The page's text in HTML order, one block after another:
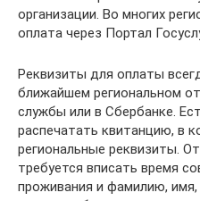
организации. Во многих
оплата через Портал
Реквизиты для оплаты
ближайшем региональном
службы или в Сбербанке.
распечатать квитанцию, в
региональные реквизиты.
требуется вписать время
проживания и фамилию,